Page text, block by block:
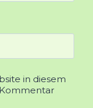
in diesem